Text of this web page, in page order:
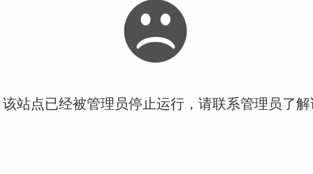
站点已经被管理员停止运行，请联系管理员了